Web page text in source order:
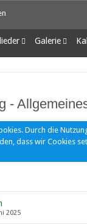
Aktivitäten
online
Galerie
Alben
Bilder
-
Durch die
dass wir Cookies
2025